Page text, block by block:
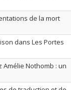
de la mort
dans Les Portes
Nothomb : un